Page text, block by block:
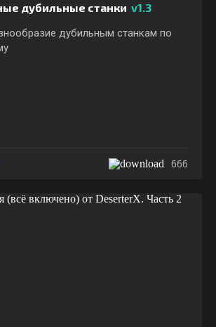
дубильные станки v1.3
дубильным станкам по
666